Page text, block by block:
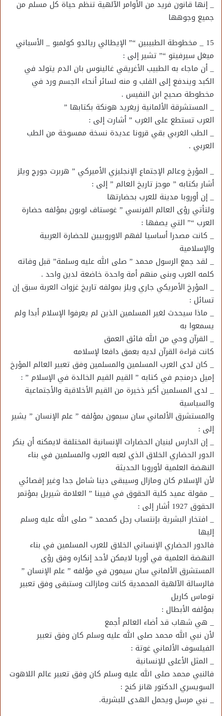
_ إنها قانون فريد من الأوامر الآلهية تنظم حياة كل مسلم من
جميع وجوهها
15 _ مخطوطة الطبيبين “” الإيطالي ريالدو كولمبو _ الأسباني
ميغل سيرفيتو “” تشير إلى :
_ أن ماجاء به الطبيب الأغريقي غالينوس بان الدم يتولد في
الكبد ويندفع إلى القلب و منه لسائر أنحاء الجسم ورد في
مخطوطة صحيح ابن النفيس .
_ المستشرقة الألمانية زيغريد هونكة بكتابها ”
العرب تستطع على الغرب ” أشارت إلى :
_ الطب الغربي بقي قرونا عديدة نسخة ممسوخة من الطب
العربي .
_ المؤرخ وعالم الإجتماع الإنجليزي الأميركي ” هربرت جورج ويلز
أشار بكتابه ” موجز تاريخ العالم ” إلى :
_ إن أوروبا مدينة للعرب بحضارتها
ولتأتي رؤى العالم الفرنسي ” غوستاف لوبون بمؤلفه حضارة
العرب “” التي يصفها :
_ كانت مصدرا أساسيا لفهم الاوروبيين للحضارة العربية
والإسلامية
_ لقد جمع الرسول محمد ” صلى الله عليه وسلمة” قبل وفاته
كلمه العرب وبنى منهم أمة واحدة خاضعة لدين واحد .
_ المؤرخ الأمريكي جاري ويلز بمولفه تاريخ غزوات العربة سبق إن
تسائل :
_ ماذا سيحدث لغير المسلمين الذين لم يعرفوا الإسلام أبدا ولم
يسمعوا به
_ القرآن وحي من الله فائق العمق
كانت قراءة القرآن لديه بعمق دافعا لإسلامه
_ كان لدى العرب المسلمين والمسلمين وفق تعبير العالم المؤرخ
إميل درمنجم في كتابه ” القيم القيم الخالدة في الإسلام ” :
_ لدى المسلمين أكبر ذخيرة من القيم الأخلاقية والأجتماعية
والسياسية
والمستشرق الألماني سان سبمون بمؤلفه ” علم الإنسان ” يشير
إلى :
_ إن الدارس لبنيان الحضارات الإنسانية المختلفة لايمكنه أن ينكر
الدور الحضاري الخلاق الذي لعبه العرب والمسلمين في بناء
النهضة العلمية لأوروبا الحديثة
لأن الإسلام كان ومازال وسيبقى دينا شامل جدا وغير إقصائي
_ مقولة عميد كلية الحقوق في فيينا ” العلامة شيريل بمؤتمر
الحقوق 1927 أشار إلى :
_ افتخار البشرية بإنتساب رجل كمحمد ” صلى الله عليه وسلم
إليها
فالدور الحضاري الإنساني الخلاق للعرب المسلمين في بناء
النهضة العلمية في أوربا لايمكن لأحد إنكاره وفق رؤى
المستشرق الألماني سان سيمون في مؤلفه ” علم الإنسان ”
فالرسالة الآلهية المحمدية كانت ومازالت وستبقى وفق تعبير
توماس كاريل
بمؤلفه الأبطال :
_ هي شهاب قد أضاء العالم أجمع
لأن نبي الله محمد صلى الله عليه وسلم كان وفق تعبير
الفيلسوف الألماني غوتة :
_ المثل الأعلى للإنسانية
فالنبي محمد صلى الله عليه وسلم كان وفق تعبير عالم اللاهوت
السويسري الدكتور هانز كنج :
_ نبي مرسل ويحمل الهدى للبشرية.